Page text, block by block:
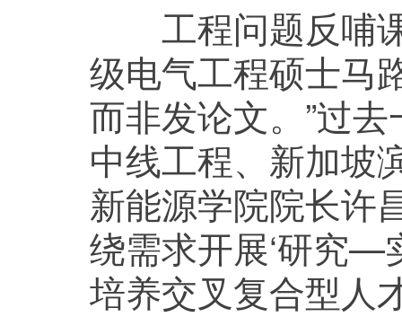
工程问题反哺课
级电气工程硕士马
而非发论文。”过
中线工程、新加坡
新能源学院院长许
绕需求开展‘研究
培养交叉复合型人